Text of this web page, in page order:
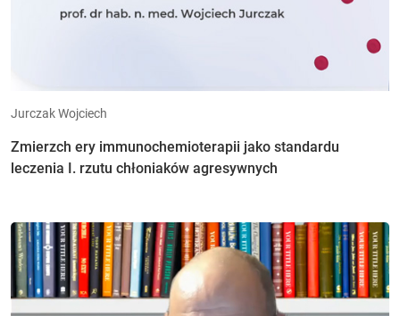
Jurczak Wojciech
Zmierzch ery immunochemioterapii jako standardu
leczenia I. rzutu chłoniaków agresywnych